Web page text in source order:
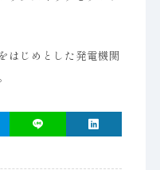
はじめとした発電機関